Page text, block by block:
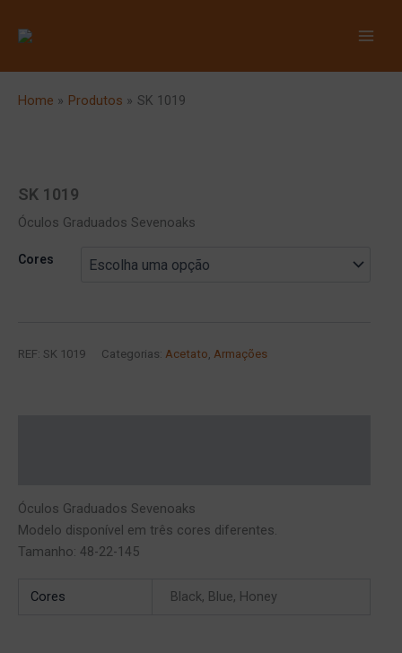
Home Produtos SK 1019
SK 1019
Óculos Graduados Sevenoaks
Cores
REF: SK 1019 Categorias: Acetato, Armações
Óculos Graduados Sevenoaks
Modelo disponível em três cores diferentes.
Tamanho: 48-22-145
Cores Black, Blue, Honey